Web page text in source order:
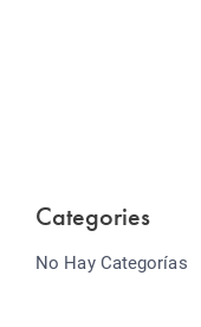
Categories
No Hay Categorías